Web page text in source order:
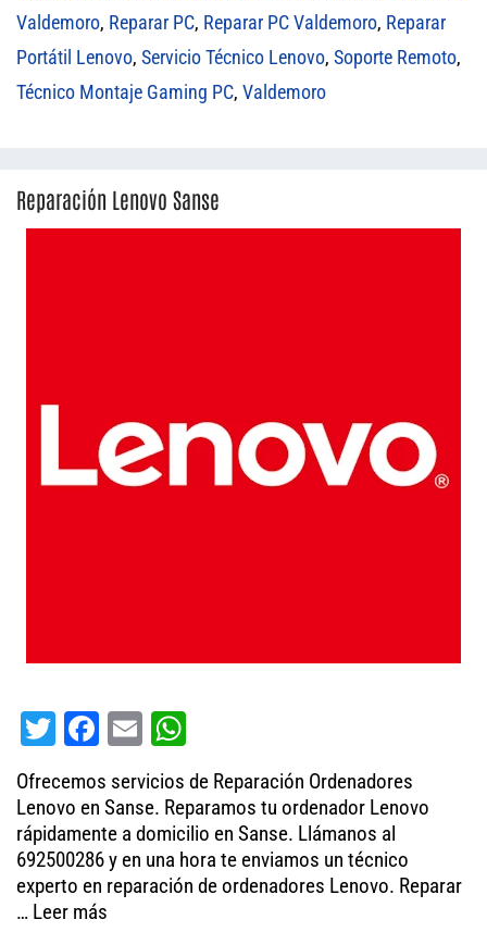
Valdemoro, Reparar PC, Reparar PC Valdemoro, Reparar
Portátil Lenovo, Servicio Técnico Lenovo, Soporte Remoto,
Técnico Montaje Gaming PC, Valdemoro
Reparación Lenovo Sanse
T
tt
er
Fa
bo
ok
E
m
ail
ha
ts
A
pp
Ofrecemos servicios de Reparación Ordenadores
Lenovo en Sanse. Reparamos tu ordenador Lenovo
rápidamente a domicilio en Sanse. Llámanos al
692500286 y en una hora te enviamos un técnico
experto en reparación de ordenadores Lenovo. Reparar
… Leer más